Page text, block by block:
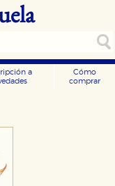
a
Cómo
comprar